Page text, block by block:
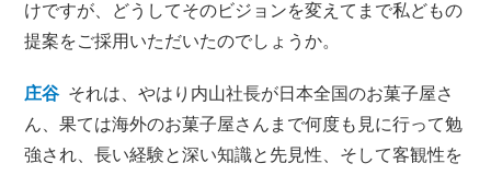
けですが、どうしてそのビジョンを変えてまで私どもの
提案をご採用いただいたのでしょうか。
庄谷 それは、やはり内山社長が日本全国のお菓子屋さ
ん、果ては海外のお菓子屋さんまで何度も見に行って勉
強され、長い経験と深い知識と先見性、そして客観性を